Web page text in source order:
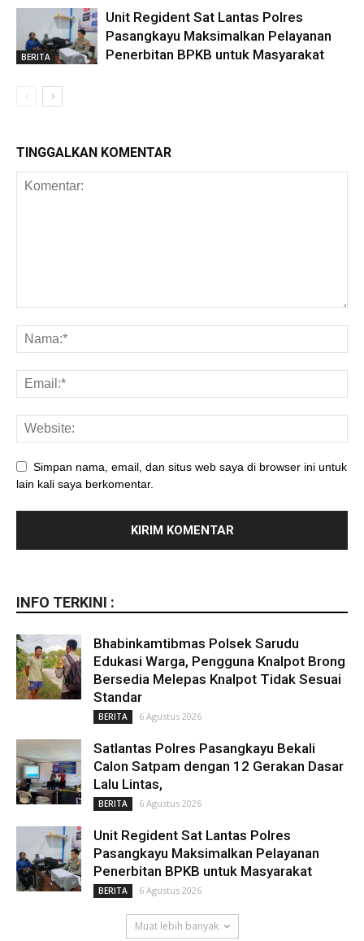
BERITA
Unit Regident Sat Lantas Polres
Pasangkayu Maksimalkan Pelayanan
Penerbitan BPKB untuk Masyarakat
TINGGALKAN KOMENTAR
Simpan nama, email, dan situs web saya di browser ini untuk
lain kali saya berkomentar.
INFO TERKINI :
Bhabinkamtibmas Polsek Sarudu
Edukasi Warga, Pengguna Knalpot Brong
Bersedia Melepas Knalpot Tidak Sesuai
Standar
BERITA 6 Agustus 2026
Satlantas Polres Pasangkayu Bekali
Calon Satpam dengan 12 Gerakan Dasar
Lalu Lintas,
BERITA 6 Agustus 2026
Unit Regident Sat Lantas Polres
Pasangkayu Maksimalkan Pelayanan
Penerbitan BPKB untuk Masyarakat
BERITA 6 Agustus 2026
Muat lebih banyak